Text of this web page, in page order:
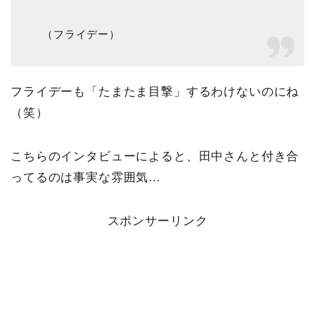
（フライデー）
フライデーも「たまたま目撃」するわけないのにね
（笑）
こちらのインタビューによると、田中さんと付き合
ってるのは事実な雰囲気…
スポンサーリンク